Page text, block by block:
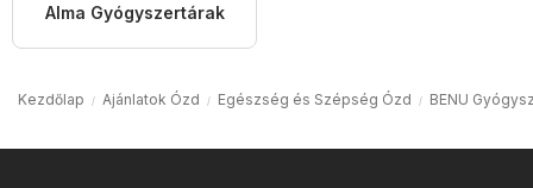
Alma Gyógyszertárak
Kezdőlap Ajánlatok Ózd Egészség és Szépség Ózd BENU